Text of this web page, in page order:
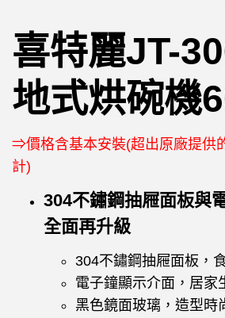
喜特麗JT-
地式烘碗機
⇒價格含基本安裝(超出原廠提供
計)
304不鏽鋼抽屜面板與
全面再升級
304不鏽鋼抽屜面板，
電子鐘顯示介面，居家
黑色鏡面玻璃，造型時